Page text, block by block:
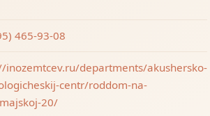
465-93-08
inozemtcev.ru/departments/akushersko-
centr/roddom-na-
20/